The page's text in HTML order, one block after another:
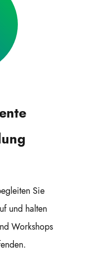
Sie
und halten
Workshops